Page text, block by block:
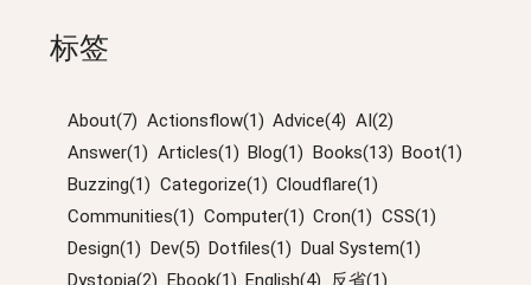
标签
About(7) Actionsflow(1) Advice(4) AI(2)
Answer(1) Articles(1) Blog(1) Books(13) Boot(1)
Buzzing(1) Categorize(1) Cloudflare(1)
Communities(1) Computer(1) Cron(1) CSS(1)
Design(1) Dev(5) Dotfiles(1) Dual System(1)
Dystopia(2) Ebook(1) English(4)
反省(1)